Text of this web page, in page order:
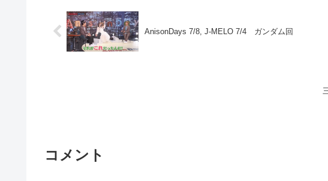
AnisonDays 7/8, J-MELO 7/4 ガンダム回
コメント